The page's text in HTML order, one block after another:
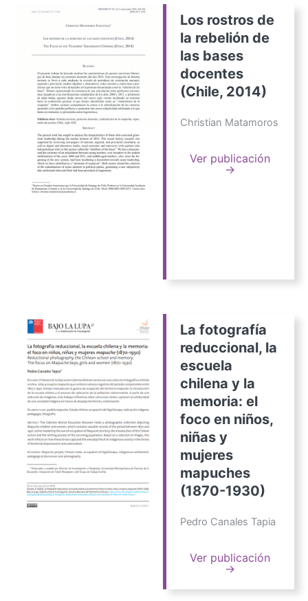
Los rostros de
la rebelión de
las bases
docentes
(Chile, 2014)
Christian Matamoros
Ver publicación
→
La fotografía
reduccional, la
escuela
chilena y la
memoria: el
foco en niños,
niñas y
mujeres
mapuches
(1870-1930)
Pedro Canales Tapia
Ver publicación
→